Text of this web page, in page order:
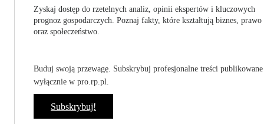
Zyskaj dostęp do rzetelnych analiz, opinii ekspertów i kluczowych
prognoz gospodarczych. Poznaj fakty, które kształtują biznes, prawo
oraz społeczeństwo.
Buduj swoją przewagę. Subskrybuj profesjonalne treści publikowane
wyłącznie w pro.rp.pl.
Subskrybuj!